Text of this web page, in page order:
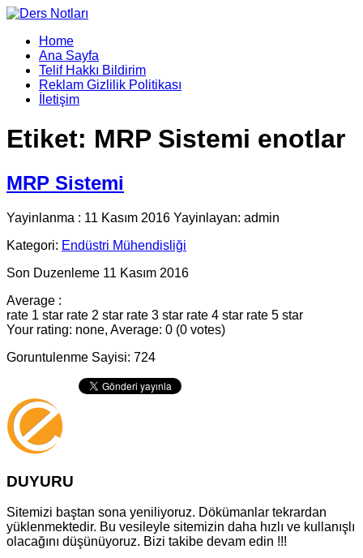
Home
Ana Sayfa
Telif Hakkı Bildirim
Reklam Gizlilik Politikası
İletişim
Etiket: MRP Sistemi enotlar
MRP Sistemi
Yayinlanma : 11 Kasım 2016 Yayinlayan: admin
Kategori: Endüstri Mühendisliği
Son Duzenleme 11 Kasım 2016
Average :
rate 1 star rate 2 star rate 3 star rate 4 star rate 5 star
Your rating: none, Average: 0 (0 votes)
Goruntulenme Sayisi: 724
DUYURU
Sitemizi baştan sona yeniliyoruz. Dökümanlar tekrardan
yüklenmektedir. Bu vesileyle sitemizin daha hızlı ve kullanışlı
olacağını düşünüyoruz. Bizi takibe devam edin !!!